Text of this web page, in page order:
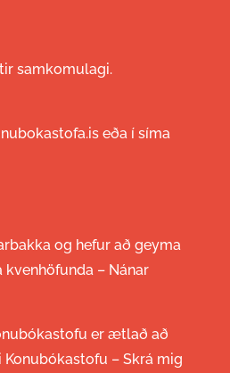
samkomulagi.
eða í síma
og hefur að geyma
kvenhöfunda – Nánar
er ætlað að
– Skrá mig